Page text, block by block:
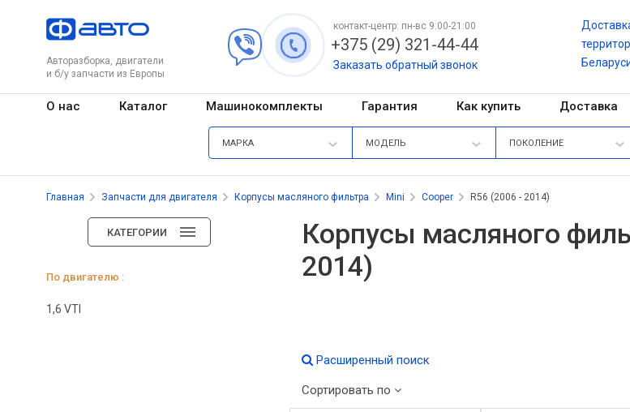
Авторазборка, двигатели
и б/у запчасти из Европы
контакт-центр: пн-вс 9:00-21:00
+375 (29) 321-44-44
Заказать обратный звонок
О нас Каталог Машинокомплекты Гарантия Как купить Доставка
МАРКА МОДЕЛЬ ПОКОЛЕНИЕ
Главная Запчасти для двигателя Корпусы масляного фильтра Mini Cooper R56 (2006 - 2014)
КАТЕГОРИИ
По двигателю :
1,6 VTI
Корпусы масляного
2014)
Расширенный поиск
Сортировать по